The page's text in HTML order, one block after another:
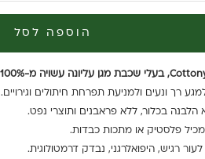
הוספה לסל
רך ונעים ולמניעת תפרחת חיתולים וגירויים.
הלבנה בכלור, ללא פראבנים ותוצרי נפט.
מכיל פלסטיק או מתכות כבדות.
רגיש, היפואלרגני, נבדק דרמטולוגית.